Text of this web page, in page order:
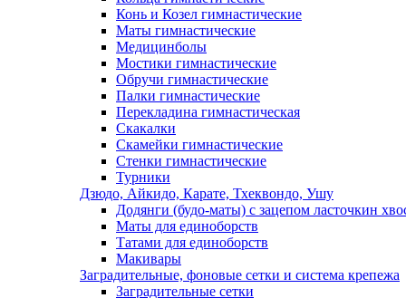
Конь и Козел гимнастические
Маты гимнастические
Медицинболы
Мостики гимнастические
Обручи гимнастические
Палки гимнастические
Перекладина гимнастическая
Скакалки
Скамейки гимнастические
Стенки гимнастические
Турники
Дзюдо, Айкидо, Карате, Тхеквондо, Ушу
Додянги (будо-маты) с зацепом ласточкин
Маты для единоборств
Татами для единоборств
Макивары
Заградительные, фоновые сетки и система крепежа
Заградительные сетки